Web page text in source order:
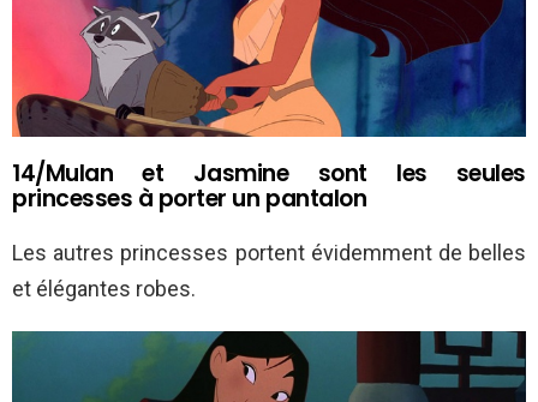
14/Mulan et Jasmine sont les seules
princesses à porter un pantalon
Les autres princesses portent évidemment de belles
et élégantes robes.